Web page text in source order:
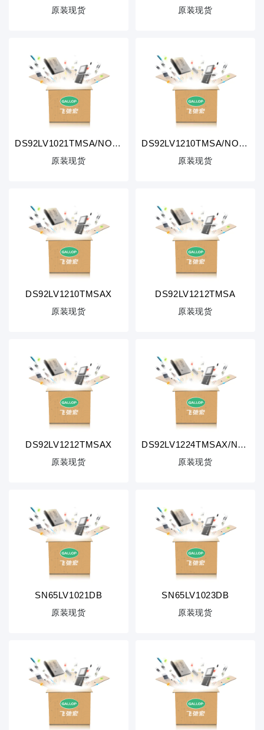
原装现货 原装现货
DS92LV1021TMSA/NOPB
原装现货
DS92LV1210TMSA/NOPB
原装现货
DS92LV1210TMSAX
原装现货
DS92LV1212TMSA
原装现货
DS92LV1212TMSAX
原装现货
DS92LV1224TMSAX/NOPB
原装现货
SN65LV1021DB
原装现货
SN65LV1023DB
原装现货